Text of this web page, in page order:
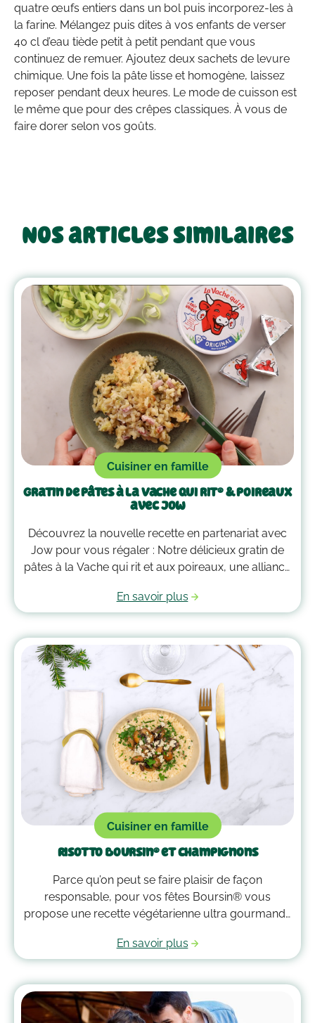
quatre œufs entiers dans un bol puis incorporez-les à
la farine. Mélangez puis dites à vos enfants de verser
40 cl d’eau tiède petit à petit pendant que vous
continuez de remuer. Ajoutez deux sachets de levure
chimique. Une fois la pâte lisse et homogène, laissez
reposer pendant deux heures. Le mode de cuisson est
le même que pour des crêpes classiques. À vous de
faire dorer selon vos goûts.
Nos articles similaires
Cuisiner en famille
Gratin de pâtes à La Vache qui rit® & poireaux
avec Jow
Découvrez la nouvelle recette en partenariat avec
Jow pour vous régaler : Notre délicieux gratin de
pâtes à la Vache qui rit et aux poireaux, une alliance
bouchée
En savoir plus
Cuisiner en famille
Risotto Boursin® et champignons
Parce qu’on peut se faire plaisir de façon
responsable, pour vos fêtes Boursin® vous
propose une recette végétarienne ultra gourmande
savoureuse 4 fois moins émettrice en carbone qu’un
risotto avec du poulet (source : calculs Agribalyse,
ADEME). On vous souhaite un bon appétit !
En savoir plus